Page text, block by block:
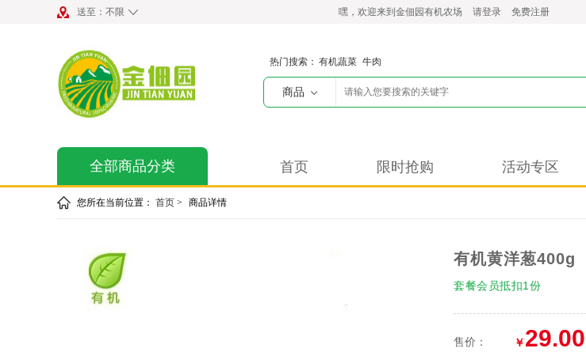
送至： 不限 嘿，欢迎来到金佃园有机农场 请登录 免费注册
热门搜索： 有机蔬菜 牛肉
商品
全部商品分类 首页 限时抢购 活动专区
您所在当前位置： 首页 > 商品详情
有机黄洋葱400g
套餐会员抵扣1份
售价： ￥29.00